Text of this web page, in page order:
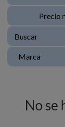
Marca
No se